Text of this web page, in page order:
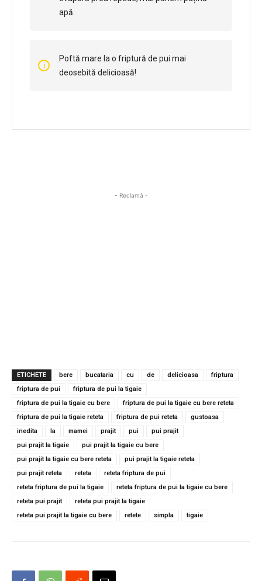
apă.
Poftă mare la o friptură de pui mai
deosebită delicioasă!
- Reclamă -
ETICHETE bere bucataria cu de delicioasa
friptura
friptura de pui
friptura de pui la tigaie
friptura de pui la tigaie cu bere
friptura de pui la tigaie cu bere reteta
friptura de pui la tigaie reteta
friptura de pui reteta
gustoasa
inedita
la mamei prajit pui
pui prajit
pui prajit la tigaie
pui prajit la tigaie cu bere
pui prajit la tigaie cu bere reteta
pui prajit la tigaie reteta
pui prajit reteta
reteta
reteta friptura de pui
reteta friptura de pui la tigaie
reteta friptura de pui la tigaie cu bere
reteta pui prajit
reteta pui prajit la tigaie
reteta pui prajit la tigaie cu bere
retete simpla tigaie